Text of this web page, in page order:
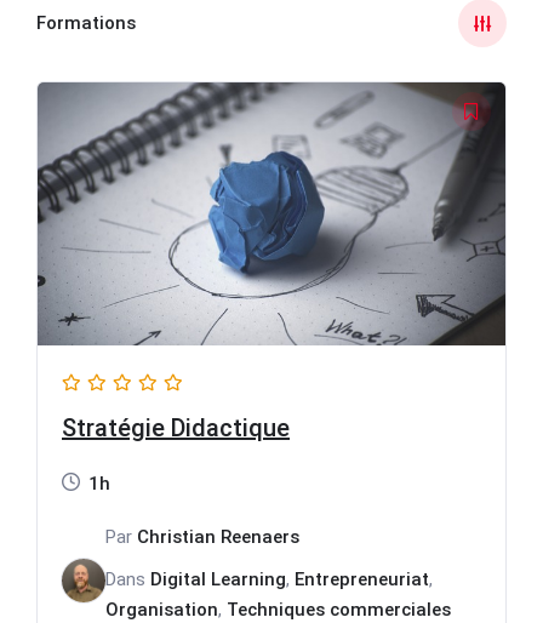
Formations
Stratégie Didactique
1h
Par Christian Reenaers
Dans Digital Learning, Entrepreneuriat,
Organisation, Techniques commerciales